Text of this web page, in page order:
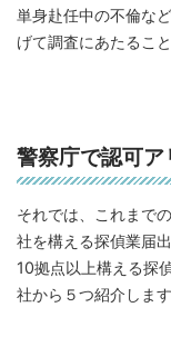
単身赴任中の不倫な
げて調査にあたるこ
警察庁で認可ア
それでは、これまで
社を構える探偵業届
10拠点以上構える探
社から５つ紹介します